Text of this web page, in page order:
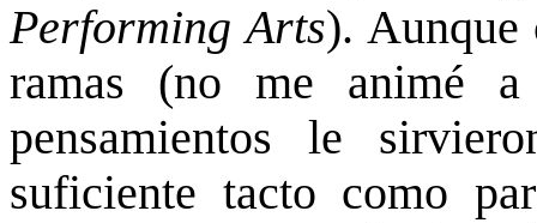
Performing Arts). Aunque
ramas (no me animé
pensamientos le
suficiente tacto como